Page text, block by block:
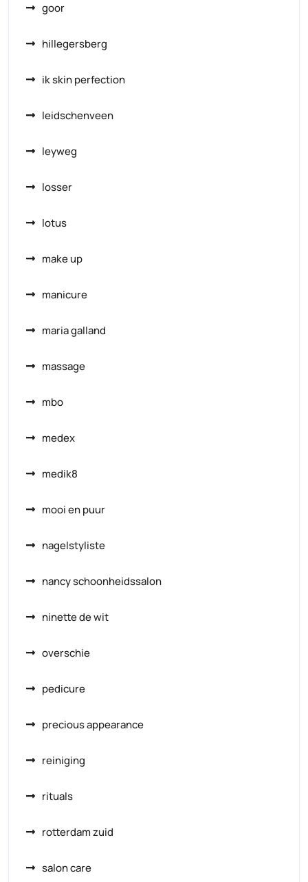
goor
hillegersberg
ik skin perfection
leidschenveen
leyweg
losser
lotus
make up
manicure
maria galland
massage
mbo
medex
medik8
mooi en puur
nagelstyliste
nancy schoonheidssalon
ninette de wit
overschie
pedicure
precious appearance
reiniging
rituals
rotterdam zuid
salon care